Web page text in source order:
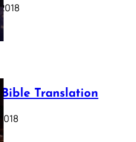
Bible Translation